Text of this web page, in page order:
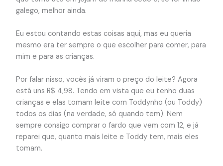
galego, melhor ainda.
Eu estou contando estas coisas aqui, mas eu queria
mesmo era ter sempre o que escolher para comer, para
mim e para as crianças.
Por falar nisso, vocês já viram o preço do leite? Agora
está uns R$ 4,98. Tendo em vista que eu tenho duas
crianças e elas tomam leite com Toddynho (ou Toddy)
todos os dias (na verdade, só quando tem). Nem
sempre consigo comprar o fardo que vem com 12, e já
reparei que, quanto mais leite e Toddy tem, mais eles
tomam.